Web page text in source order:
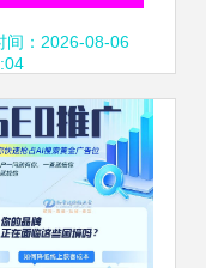
字化转型服务
间：2026-08-06